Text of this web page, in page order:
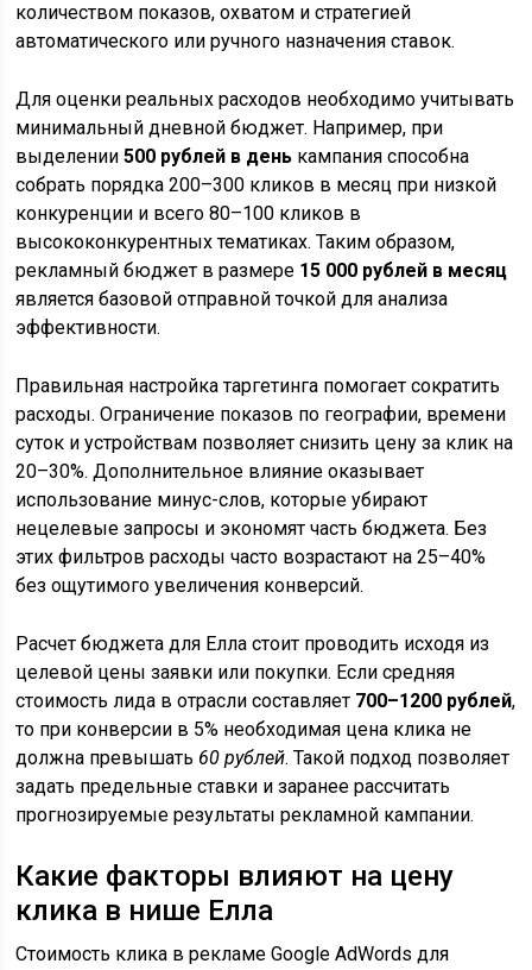
количеством показов, охватом и стратегией
автоматического или ручного назначения ставок.
Для оценки реальных расходов необходимо учитывать
минимальный дневной бюджет. Например, при
выделении500 рублей в день кампания способна
собрать порядка 200–300 кликов в месяц при низкой
конкуренции и всего 80–100 кликов в
высококонкурентных тематиках. Таким образом,
рекламный бюджет в размере 15 000 рублей в месяц
является базовой отправной точкой для анализа
эффективности.
Правильная настройка таргетинга помогает сократить
расходы. Ограничение показов по географии, времени
суток и устройствам позволяет снизить цену за клик на
20–30%. Дополнительное влияние оказывает
использование минус-слов, которые убирают
нецелевые запросы и экономят часть бюджета. Без
этих фильтров расходы часто возрастают на 25–40%
без ощутимого увеличения конверсий.
Расчет бюджета для Елла стоит проводить исходя из
целевой цены заявки или покупки. Если средняя
стоимость лида в отрасли составляет 700–1200 рублей,
то при конверсии в 5% необходимая цена клика не
должна превышать 60 рублей. Такой подход позволяет
задать предельные ставки и заранее рассчитать
прогнозируемые результаты рекламной кампании.
Какие факторы влияют на цену
клика в нише Елла
Стоимость клика в рекламе Google AdWords для